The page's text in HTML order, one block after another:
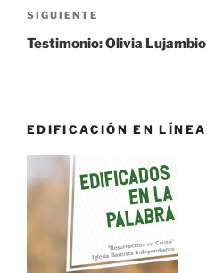
Siguiente
entrada
SIGUIENTE
Testimonio: Olivia Lujambio
EDIFICACIÓN EN LÍNEA